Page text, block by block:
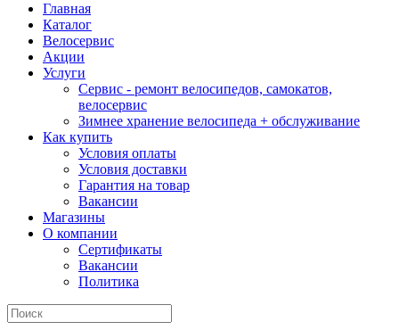
Главная
Каталог
Велосервис
Акции
Услуги
Сервис - ремонт велосипедов, самокатов,
велосервис
Зимнее хранение велосипеда + обслуживание
Как купить
Условия оплаты
Условия доставки
Гарантия на товар
Вакансии
Магазины
О компании
Сертификаты
Вакансии
Политика